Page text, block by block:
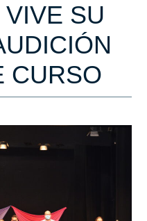
SU
CURSO